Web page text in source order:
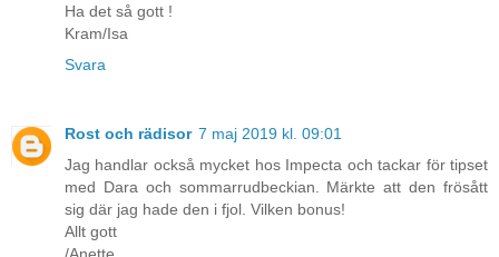
Ha det så gott !
Kram/Isa
Svara
Rost och rädisor 7 maj 2019 kl. 09:01
Jag handlar också mycket hos Impecta och tackar för tipset
med Dara och sommarrudbeckian. Märkte att den frösått
sig där jag hade den i fjol. Vilken bonus!
Allt gott
/Anette